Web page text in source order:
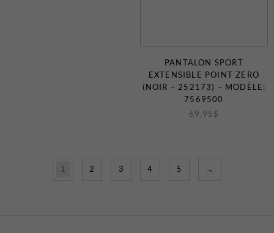
PANTALON SPORT
EXTENSIBLE POINT ZERO
(NOIR – 252173) – MODÈLE:
7569500
69,95 $
1 2 3 4 5 →